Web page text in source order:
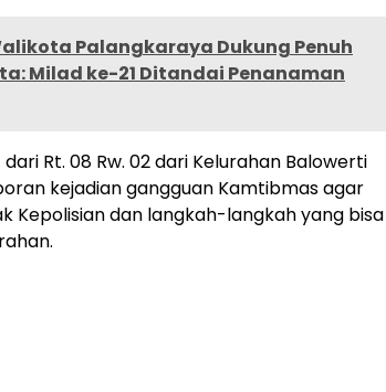
Palangkaraya Dukung Penuh
Milad ke-21 Ditandai Penanaman
Rt. 08 Rw. 02 dari Kelurahan Balowerti
kejadian gangguan Kamtibmas agar
Kepolisian dan langkah-langkah yang bisa